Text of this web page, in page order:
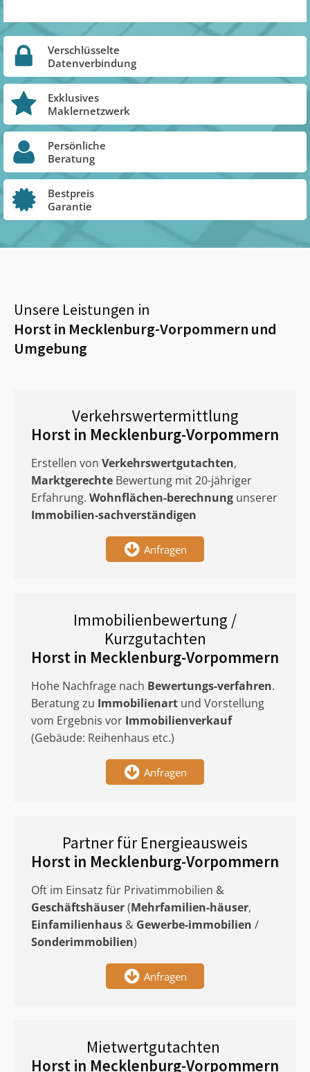
Verschlüsselte
Datenverbindung
Exklusives
Maklernetzwerk
Persönliche
Beratung
Bestpreis
Garantie
Unsere Leistungen in
Horst in Mecklenburg-Vorpommern und
Umgebung
Verkehrswertermittlung
Horst in Mecklenburg-Vorpommern
Erstellen von Verkehrswertgutachten,
Marktgerechte Bewertung mit 20-jähriger
Erfahrung. Wohnflächen-berechnung unserer
Immobilien-sachverständigen
Anfragen
Immobilienbewertung /
Kurzgutachten
Horst in Mecklenburg-Vorpommern
Hohe Nachfrage nach Bewertungs-verfahren.
Beratung zu Immobilienart und Vorstellung
vom Ergebnis vor Immobilienverkauf
(Gebäude: Reihenhaus etc.)
Anfragen
Partner für Energieausweis
Horst in Mecklenburg-Vorpommern
Oft im Einsatz für Privatimmobilien &
Geschäftshäuser(Mehrfamilien-häuser,
Einfamilienhaus & Gewerbe-immobilien /
Sonderimmobilien)
Anfragen
Mietwertgutachten
Horst in Mecklenburg-Vorpommern